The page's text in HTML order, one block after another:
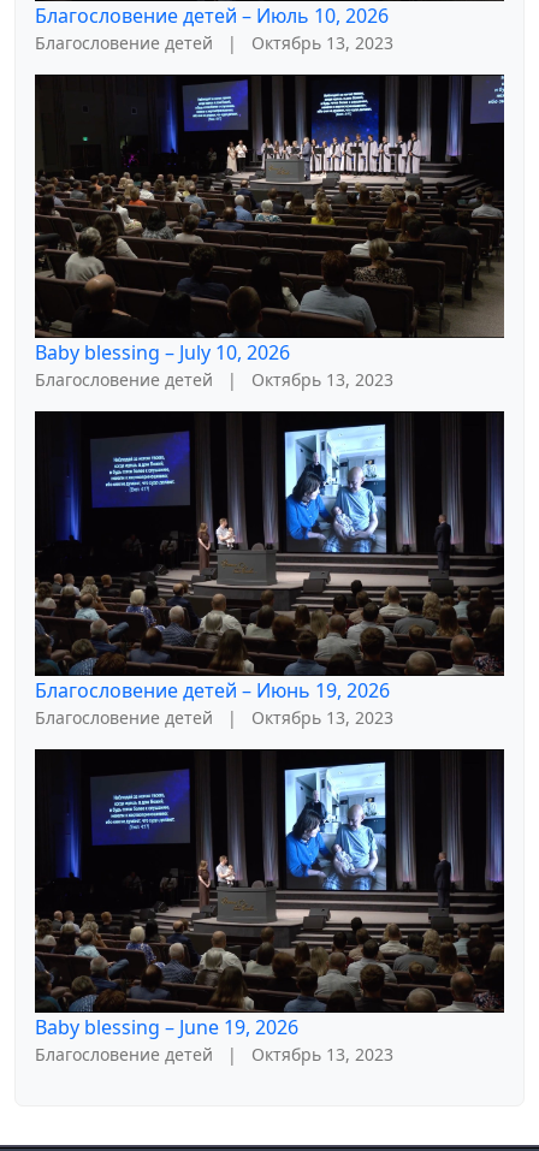
Благословение детей – Июль 10, 2026
Благословение детей | Октябрь 13, 2023
Baby blessing – July 10, 2026
Благословение детей | Октябрь 13, 2023
Благословение детей – Июнь 19, 2026
Благословение детей | Октябрь 13, 2023
Baby blessing – June 19, 2026
Благословение детей | Октябрь 13, 2023